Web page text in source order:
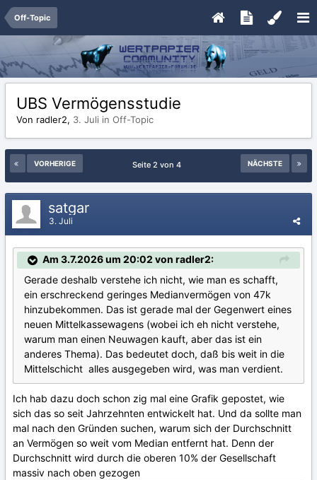
Off-Topic
UBS Vermögensstudie
Von radler2, 3. Juli in Off-Topic
VORHERIGE NÄCHSTE
Seite 2 von 4
satgar
3. Juli
Am 3.7.2026 um 20:02 von radler2:
Gerade deshalb verstehe ich nicht, wie man es schafft,
ein erschreckend geringes Medianvermögen von 47k
hinzubekommen. Das ist gerade mal der Gegenwert eines
neuen Mittelkassewagens (wobei ich eh nicht verstehe,
warum man einen Neuwagen kauft, aber das ist ein
anderes Thema). Das bedeutet doch, daß bis weit in die
Mittelschicht alles ausgegeben wird, was man verdient.
Ich hab dazu doch schon zig mal eine Grafik gepostet, wie
sich das so seit Jahrzehnten entwickelt hat. Und da sollte man
mal nach den Gründen suchen, warum sich der Durchschnitt
an Vermögen so weit vom Median entfernt hat. Denn der
Durchschnitt wird durch die oberen 10% der Gesellschaft
massiv nach oben gezogen